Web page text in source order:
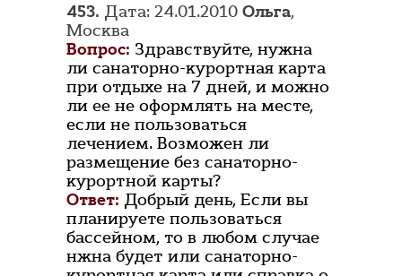
453. Дата: 24.01.2010 Ольга,
Москва
Вопрос: Здравствуйте, нужна
ли санаторно-курортная карта
при отдыхе на 7 дней, и можно
ли ее не оформлять на месте,
если не пользоваться
лечением. Возможен ли
размещение без санаторно-
курортной карты?
Ответ: Добрый день, Если вы
планируете пользоваться
бассейном, то в любом случае
нжна будет или санаторно-